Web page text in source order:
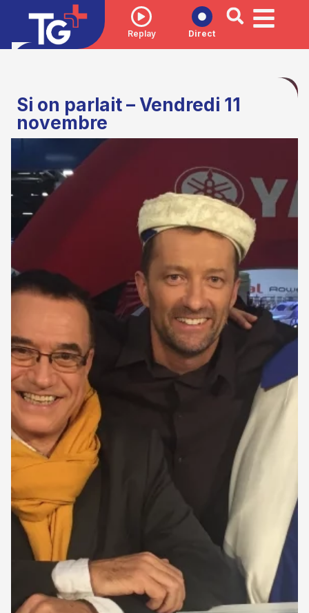
Replay Direct
Si on parlait – Vendredi 11
novembre